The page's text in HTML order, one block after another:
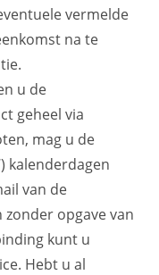
vermelde
na te
u de
geheel via
mag u de
kalenderdagen
van de
opgave van
kunt u
Hebt u al